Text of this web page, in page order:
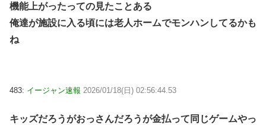
機能上がったっての見たことある
俺達が施設に入る頃には老人ホームでモンハンしてるかも
ね
483: イージャン速報 2026/01/18(日) 02:56:44.53
キッズだろうがおっさんだろうが金払って同じゲームやっ